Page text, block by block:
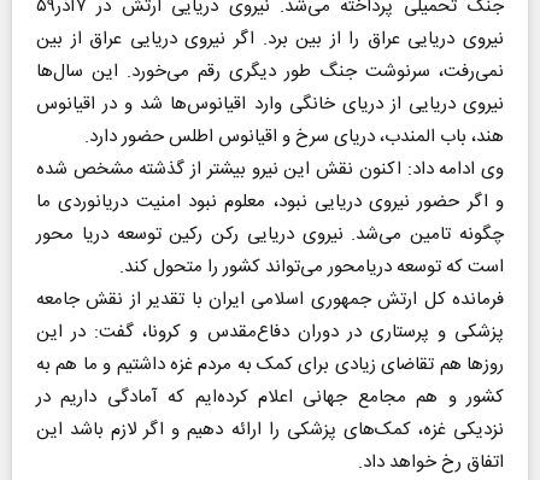
جنگ تحمیلی پرداخته می‌شد. نیروی دریایی ارتش در ۷آذر۵۹
نیروی دریایی عراق را از بین برد. اگر نیروی دریایی عراق از بین
نمی‌رفت، سرنوشت جنگ طور دیگری رقم می‌خورد. این سال‌ها
نیروی دریایی از دریای خانگی وارد اقیانوس‌ها شد و در اقیانوس
هند، باب المندب، دریای سرخ و اقیانوس اطلس حضور دارد.
وی ادامه داد: اکنون نقش این نیرو بیشتر از گذشته مشخص شده
و اگر حضور نیروی دریایی نبود، معلوم نبود امنیت دریانوردی ما
چگونه تامین می‌شد. نیروی دریایی رکن رکین توسعه دریا محور
است که توسعه دریامحور می‌تواند کشور را متحول کند.
فرمانده کل ارتش جمهوری اسلامی ایران با تقدیر از نقش جامعه
پزشکی و پرستاری در دوران دفاع‌مقدس و کرونا، گفت: در این
روزها هم تقاضای زیادی برای کمک به مردم غزه داشتیم و ما هم به
کشور و هم مجامع جهانی اعلام کرده‌ایم که آمادگی داریم در
نزدیکی غزه، کمک‌های پزشکی را ارائه دهیم و اگر لازم باشد این
اتفاق رخ خواهد داد.